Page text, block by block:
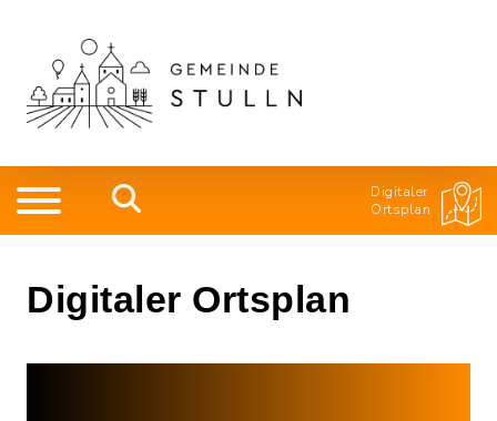
Digitaler
Ortsplan
Digitaler Ortsplan